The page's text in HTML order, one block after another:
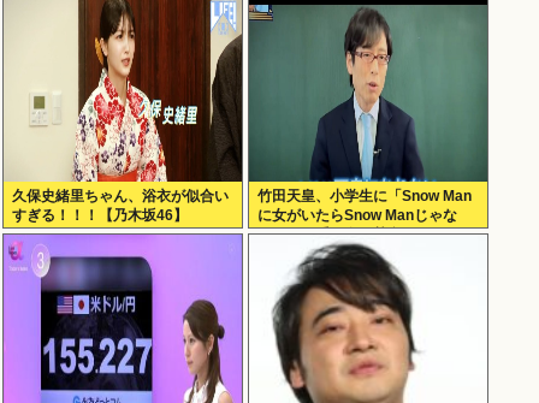
久保史緒里ちゃん、浴衣が似合い
すぎる！！！【乃木坂46】
竹田天皇、小学生に「Snow Man
に女がいたらSnow Manじゃな
い」で男系天皇を熱弁www